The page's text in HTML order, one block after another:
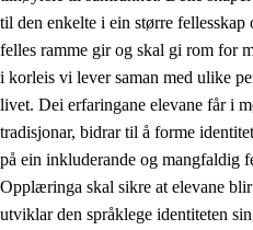
1.6 Demokrati og
til den enkelte i ein større
felles ramme gir og skal gi rom for
i korleis vi lever saman med ulike
livet. Dei erfaringane elevane får i
tradisjonar, bidrar til å forme
på ein inkluderande og mangfaldig
Opplæringa skal sikre at elevane
utviklar den språklege identiteten